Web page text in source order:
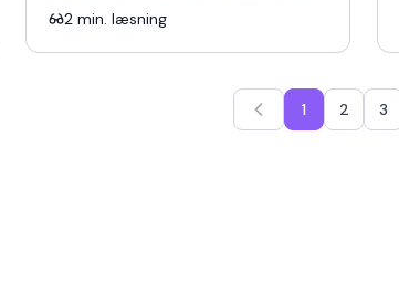
ser mig for enden · af vejen ·
2 min. læsning
1 2 3